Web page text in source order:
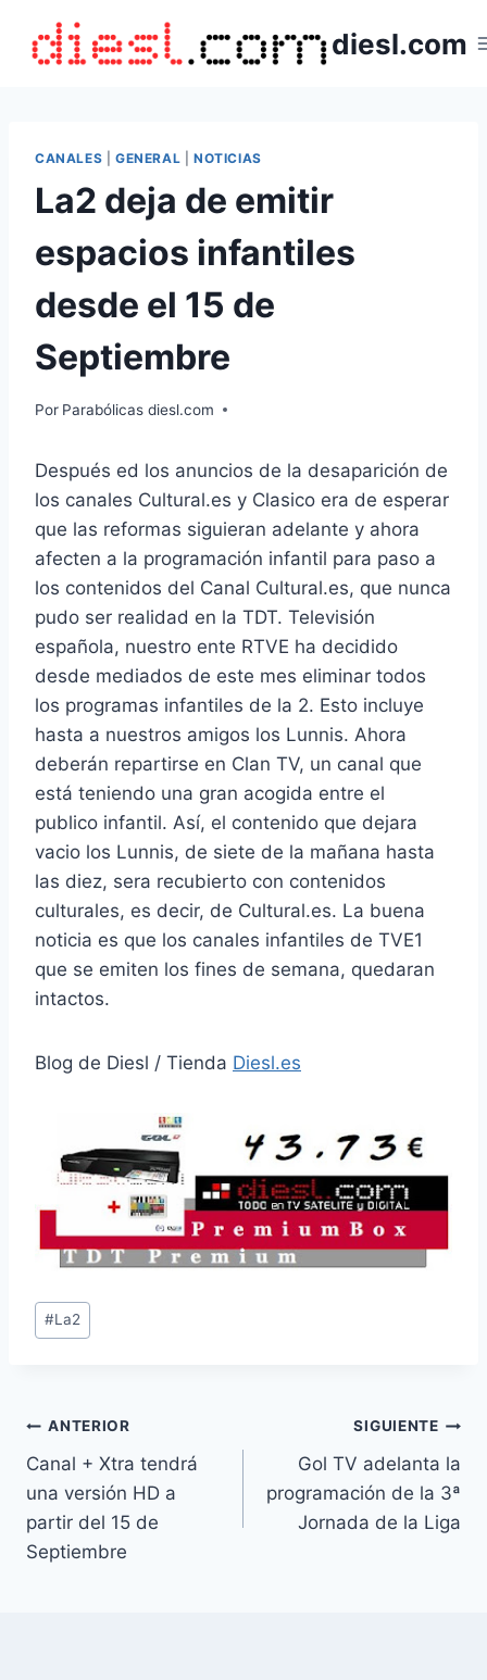
contenido
diesl.com
CANALES GENERAL NOTICIAS
La2 deja de emitir
espacios infantiles
desde el 15 de
Septiembre
Por Parabólicas diesl.com
Después ed los anuncios de la desaparición de
los canales Cultural.es y Clasico era de esperar
que las reformas siguieran adelante y ahora
afecten a la programación infantil para paso a
los contenidos del Canal Cultural.es, que nunca
pudo ser realidad en la TDT. Televisión
española, nuestro ente RTVE ha decidido
desde mediados de este mes eliminar todos
los programas infantiles de la 2. Esto incluye
hasta a nuestros amigos los Lunnis. Ahora
deberán repartirse en Clan TV, un canal que
está teniendo una gran acogida entre el
publico infantil. Así, el contenido que dejara
vacio los Lunnis, de siete de la mañana hasta
las diez, sera recubierto con contenidos
culturales, es decir, de Cultural.es. La buena
noticia es que los canales infantiles de TVE1
que se emiten los fines de semana, quedaran
intactos.
Blog de Diesl / Tienda Diesl.es
Etiquetas
de
#La2
Navegación
de
entradas
ANTERIOR
Canal + Xtra tendrá
una versión HD a
partir del 15 de
Septiembre
SIGUIENTE
Gol TV adelanta la
programación de la 3ª
Jornada de la Liga